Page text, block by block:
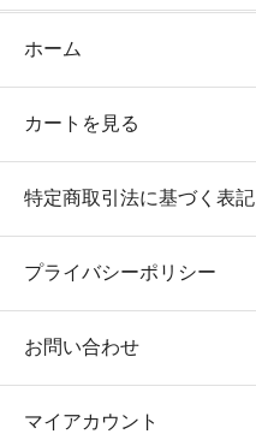
ホーム
カートを見る
特定商取引法に基づく表記
プライバシーポリシー
お問い合わせ
マイアカウント